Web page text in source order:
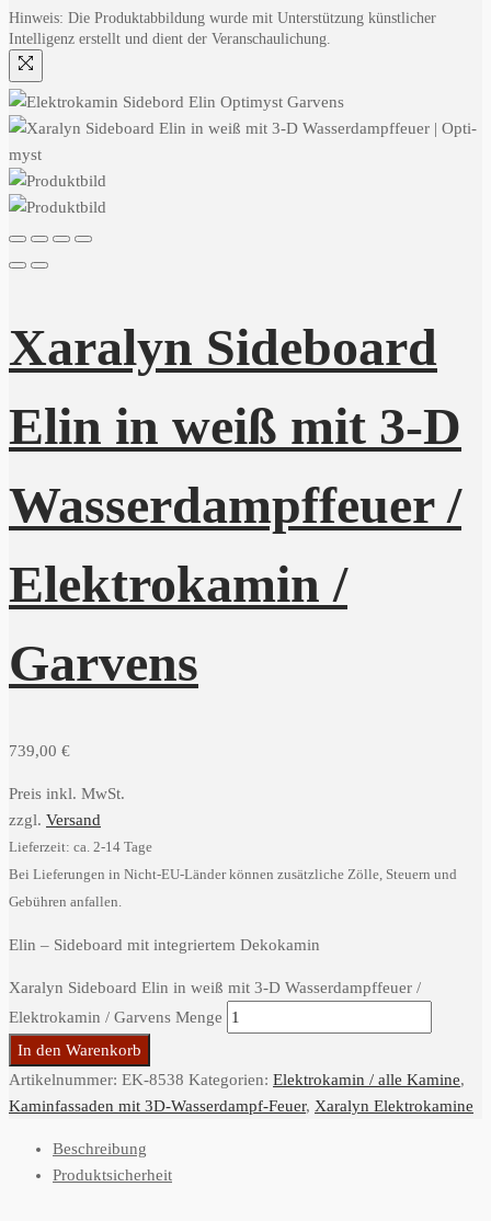
Hinweis: Die Produktabbildung wurde mit Unterstützung künstlicher
Intelligenz erstellt und dient der Veranschaulichung.
Xaralyn Sideboard
Elin in weiß mit 3-D
Wasserdampffeuer /
Elektrokamin /
Garvens
739,00 €
Preis inkl. MwSt.
zzgl. Versand
Lieferzeit: ca. 2-14 Tage
Bei Lieferungen in Nicht-EU-Länder können zusätzliche Zölle, Steuern und
Gebühren anfallen.
Elin – Sideboard mit integriertem Dekokamin
Xaralyn Sideboard Elin in weiß mit 3-D Wasserdampffeuer /
Elektrokamin / Garvens Menge
In den Warenkorb
Artikelnummer: EK-8538 Kategorien: Elektrokamin / alle Kamine,
Kaminfassaden mit 3D-Wasserdampf-Feuer, Xaralyn Elektrokamine
Beschreibung
Produktsicherheit